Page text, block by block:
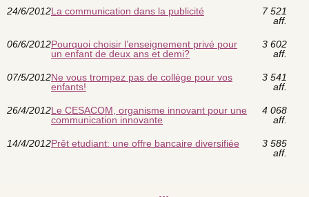
24/6/2012La communication dans la publicité
7 521
aff.
06/6/2012Pourquoi choisir l’enseignement privé pour
un enfant de deux ans et demi?
3 602
aff.
07/5/2012Ne vous trompez pas de collège pour vos
enfants!
3 541
aff.
26/4/2012Le CESACOM, organisme innovant pour une
communication innovante
4 068
aff.
14/4/2012Prêt etudiant: une offre bancaire diversifiée
3 585
aff.